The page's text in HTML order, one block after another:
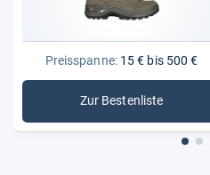
Preisspanne:15 € bis 500 €
Zur Bestenliste: Wanderschuhe